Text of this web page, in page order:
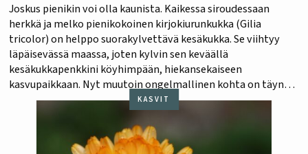
Joskus pienikin voi olla kaunista. Kaikessa siroudessaan
herkkä ja melko pienikokoinen kirjokiurunkukka (Gilia
tricolor) on helppo suorakylvettävä kesäkukka. Se viihtyy
läpäisevässä maassa, joten kylvin sen keväällä
kesäkukkapenkkini köyhimpään, hiekansekaiseen
kasvupaikkaan. Nyt muutoin ongelmallinen kohta on täynnä
lumoavia pikkukukkia, jotka joidenkin mielestä tuoksuvat
miedosti suklaalle. Kosteammalla kasvupaikalla varret
kasvavat huomattavasti pidemmiksi. Kirjokiurunkukka
houkuttelee hyvin paikalle niin…
KASVIT